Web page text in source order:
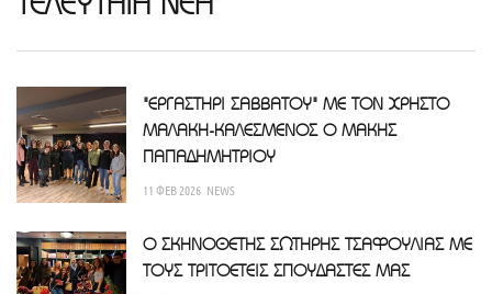
"ΕΡΓΑΣΤΗΡΙ ΣΑΒΒΑΤΟΥ" ΜΕ ΤΟΝ ΧΡΗΣΤΟ
ΜΑΛΑΚΗ-ΚΑΛΕΣΜΕΝΟΣ Ο ΜΑΚΗΣ
ΠΑΠΑΔΗΜΗΤΡΙΟΥ
11 ΦΕΒ 2026 NEWS
Ο ΣΚΗΝΟΘΕΤΗΣ ΣΩΤΗΡΗΣ ΤΣΑΦΟΥΛΙΑΣ ΜΕ
ΤΟΥΣ ΤΡΙΤΟΕΤΕΙΣ ΣΠΟΥΔΑΣΤΕΣ ΜΑΣ